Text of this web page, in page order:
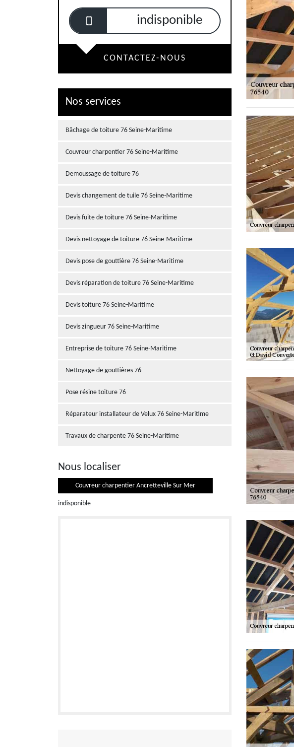
indisponible
CONTACTEZ-NOUS
Nos services
Bâchage de toiture 76 Seine-Maritime
Couvreur charpentier 76 Seine-Maritime
Demoussage de toiture 76
Devis changement de tuile 76 Seine-Maritime
Devis fuite de toiture 76 Seine-Maritime
Devis nettoyage de toiture 76 Seine-Maritime
Devis pose de gouttière 76 Seine-Maritime
Devis réparation de toiture 76 Seine-Maritime
Devis toiture 76 Seine-Maritime
Devis zingueur 76 Seine-Maritime
Entreprise de toiture 76 Seine-Maritime
Nettoyage de gouttières 76
Pose résine toiture 76
Réparateur installateur de Velux 76 Seine-Maritime
Travaux de charpente 76 Seine-Maritime
Nous localiser
Couvreur charpentier Ancretteville Sur Mer
indisponible